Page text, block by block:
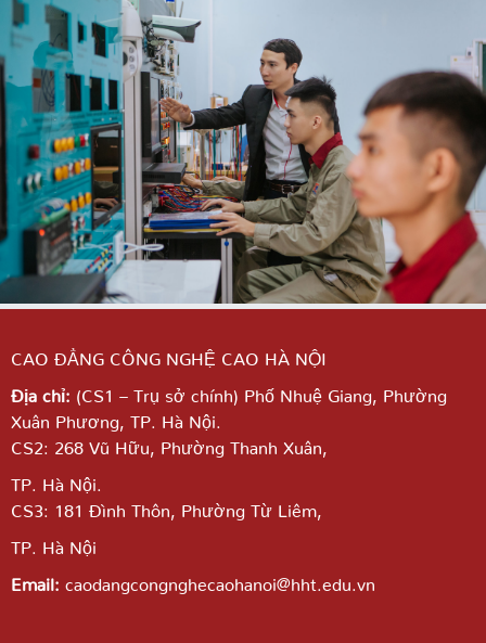
CAO ĐẲNG CÔNG NGHỆ CAO HÀ NỘI
Địa chỉ: (CS1 – Trụ sở chính) Phố Nhuệ Giang, Phường
Xuân Phương, TP. Hà Nội.
CS2: 268 Vũ Hữu, Phường Thanh Xuân,
TP. Hà Nội.
CS3: 181 Đình Thôn, Phường Từ Liêm,
TP. Hà Nội
Email: caodangcongnghecaohanoi@hht.edu.vn